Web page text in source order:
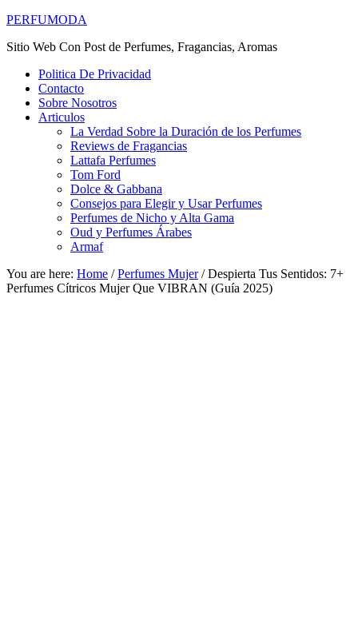
PERFUMODA
Sitio Web Con Post de Perfumes, Fragancias, Aromas
Politica De Privacidad
Contacto
Sobre Nosotros
Articulos
La Verdad Sobre la Duración de los Perfumes
Reviews de Fragancias
Lattafa Perfumes
Tom Ford
Dolce & Gabbana
Consejos para Elegir y Usar Perfumes
Perfumes de Nicho y Alta Gama
Oud y Perfumes Árabes
Armaf
You are here: Home / Perfumes Mujer /Despierta Tus Sentidos: 7+
Perfumes Cítricos Mujer Que VIBRAN (Guía 2025)